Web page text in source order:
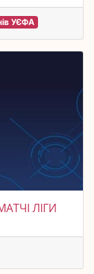
УЄФА
ЛІГИ